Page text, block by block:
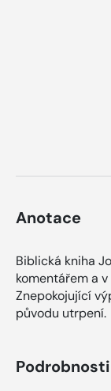
Anotace
Biblická kniha
komentářem a
Znepokojující
původu utrpení.
Podrobnosti